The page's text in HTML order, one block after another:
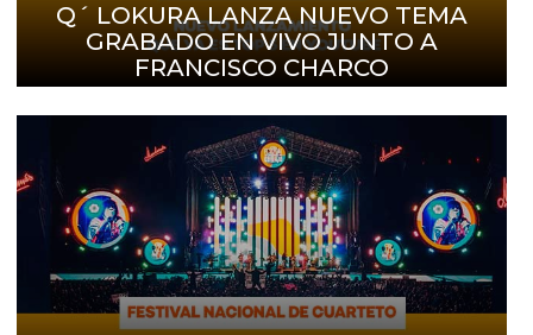
Q´ LOKURA LANZA NUEVO TEMA
GRABADO EN VIVO JUNTO A
FRANCISCO CHARCO